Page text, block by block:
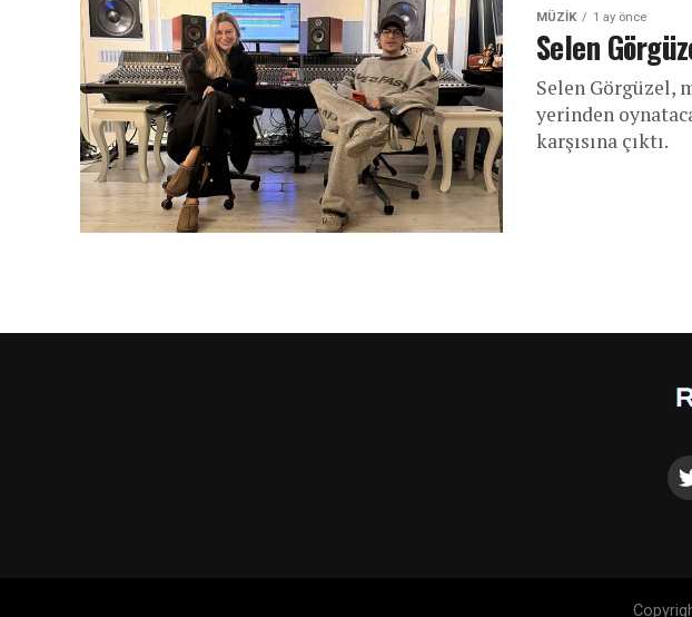
MÜZIK 1 ay önce
Selen
Selen Görgüzel,
yerinden
karşısına çıktı.